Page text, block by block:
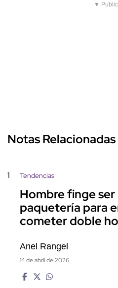
▼
Notas Relacionadas
1 Tendencias
Hombre finge
paquetería para
cometer doble
Anel Rangel
14 de abril de 2026